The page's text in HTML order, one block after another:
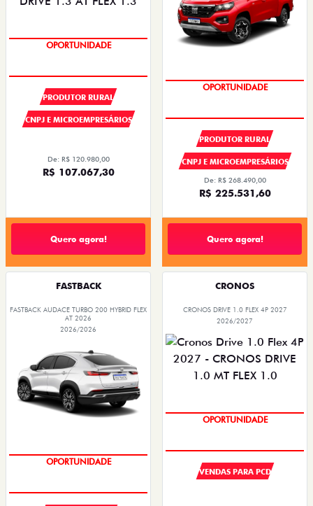
PRODUTOR RURAL
CNPJ E MICROEMPRESÁRIOS
De: R$ 120.980,00
R$ 107.067,30
Quero agora!
PRODUTOR RURAL
CNPJ E MICROEMPRESÁRIOS
De: R$ 268.490,00
R$ 225.531,60
Quero agora!
FASTBACK
FASTBACK AUDACE TURBO 200 HYBRID FLEX
AT 2026
2026/2026
CRONOS
CRONOS DRIVE 1.0 FLEX 4P 2027
2026/2027
OPORTUNIDADE
VENDAS PARA PCD